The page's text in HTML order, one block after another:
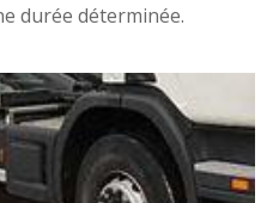
durée déterminée.